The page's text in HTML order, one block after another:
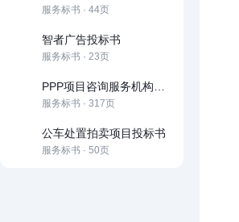
服务标书 · 44页
智者广告投标书
服务标书 · 23页
服务标书 · 317页
公车处置拍卖项目投标书
服务标书 · 50页